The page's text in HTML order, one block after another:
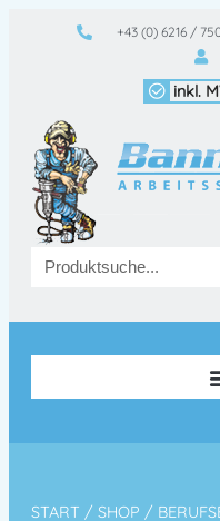
+43 (0) 6216 /
inkl.
START / SHOP /